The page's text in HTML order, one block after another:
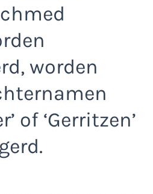
worden
of ‘Gerritzen’